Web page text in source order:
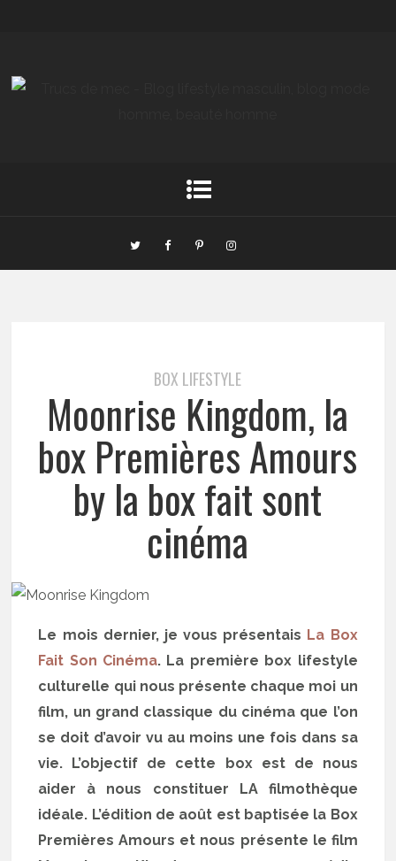
BOX LIFESTYLE
Moonrise Kingdom, la
box Premières Amours
by la box fait sont
cinéma
Le mois dernier, je vous présentais La Box
Fait Son Cinéma. La première box lifestyle
culturelle qui nous présente chaque moi un
film, un grand classique du cinéma que l’on
se doit d’avoir vu au moins une fois dans sa
vie. L’objectif de cette box est de nous
aider à nous constituer LA filmothèque
idéale. L’édition de août est baptisée la Box
Premières Amours et nous présente le film